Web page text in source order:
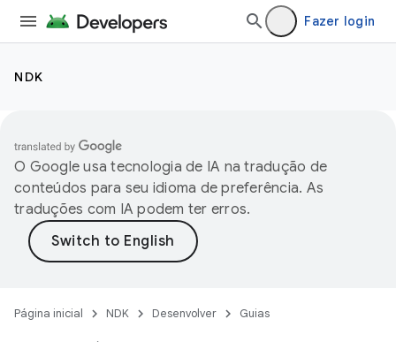
Fazer login
NDK
O Google usa tecnologia de IA na tradução de
conteúdos para seu idioma de preferência. As
traduções com IA podem ter erros.
Página inicial NDK Desenvolver Guias